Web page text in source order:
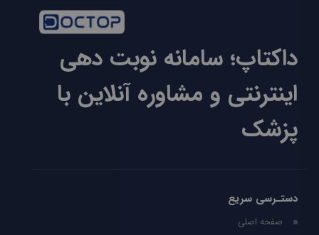
داکتاپ؛ سامانه نوبت دهی
اینترنتی و مشاوره آنلاین با
پزشک
دستـرسی سریع
صفحه اصلی